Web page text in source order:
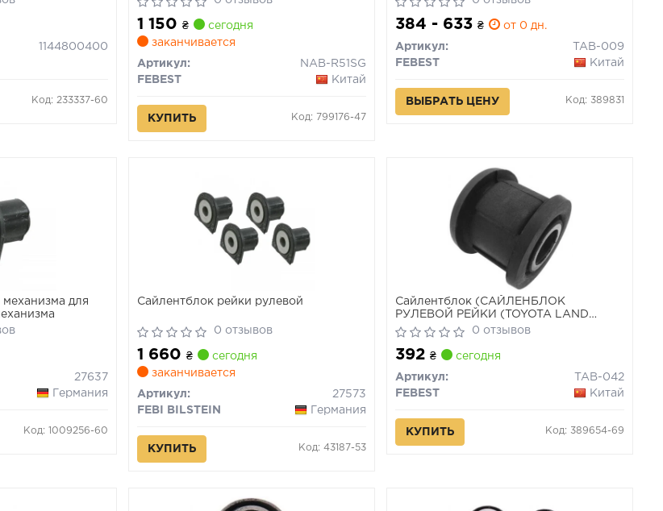
1144800400
Код: 233337-60
1 150₴
сегодня
заканчивается
Артикул:
NAB-R51SG
FEBEST
Китай
КУПИТЬ Код: 799176-47
384 - 633₴ от 0 дн.
Артикул:
TAB-009
FEBEST
Китай
ВЫБРАТЬ ЦЕНУ Код: 389831
механизма для
27637
Германия
Код: 1009256-60
Сайлентблок рейки рулевой
0 отзывов
1 660₴
сегодня
заканчивается
Артикул:
27573
FEBI BILSTEIN
Германия
КУПИТЬ Код: 43187-53
Сайлентблок (САЙЛЕНБЛОК
РУЛЕВОЙ РЕЙКИ (TOYOTA LAND
CRUISER 100 HDJ101/UZJ100 1998-
2007) FEBEST)
0 отзывов
392₴ сегодня
Артикул:
TAB-042
FEBEST
Китай
КУПИТЬ Код: 389654-69